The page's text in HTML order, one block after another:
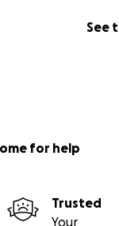
See
for help
Trusted
Your